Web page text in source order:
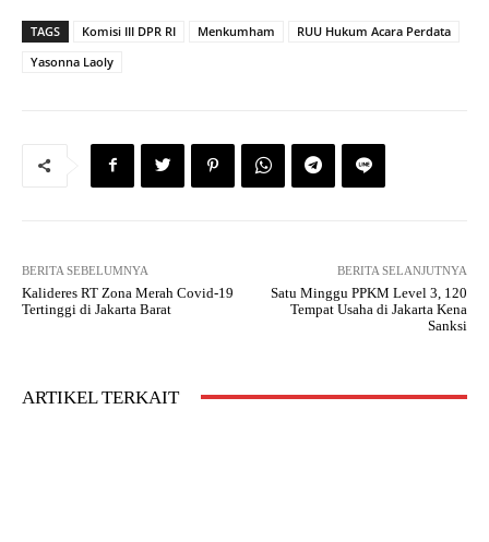
TAGS Komisi III DPR RI Menkumham
RUU Hukum Acara Perdata
Yasonna Laoly
BERITA SEBELUMNYA
Kalideres RT Zona Merah Covid-19
Tertinggi di Jakarta Barat
BERITA SELANJUTNYA
Satu Minggu PPKM Level 3, 120
Tempat Usaha di Jakarta Kena
Sanksi
ARTIKEL TERKAIT